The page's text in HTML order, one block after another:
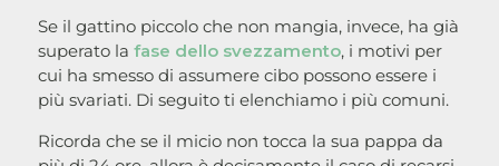
Se il gattino piccolo che non mangia, invece, ha già
superato la fase dello svezzamento, i motivi per
cui ha smesso di assumere cibo possono essere i
più svariati. Di seguito ti elenchiamo i più comuni.
Ricorda che se il micio non tocca la sua pappa da